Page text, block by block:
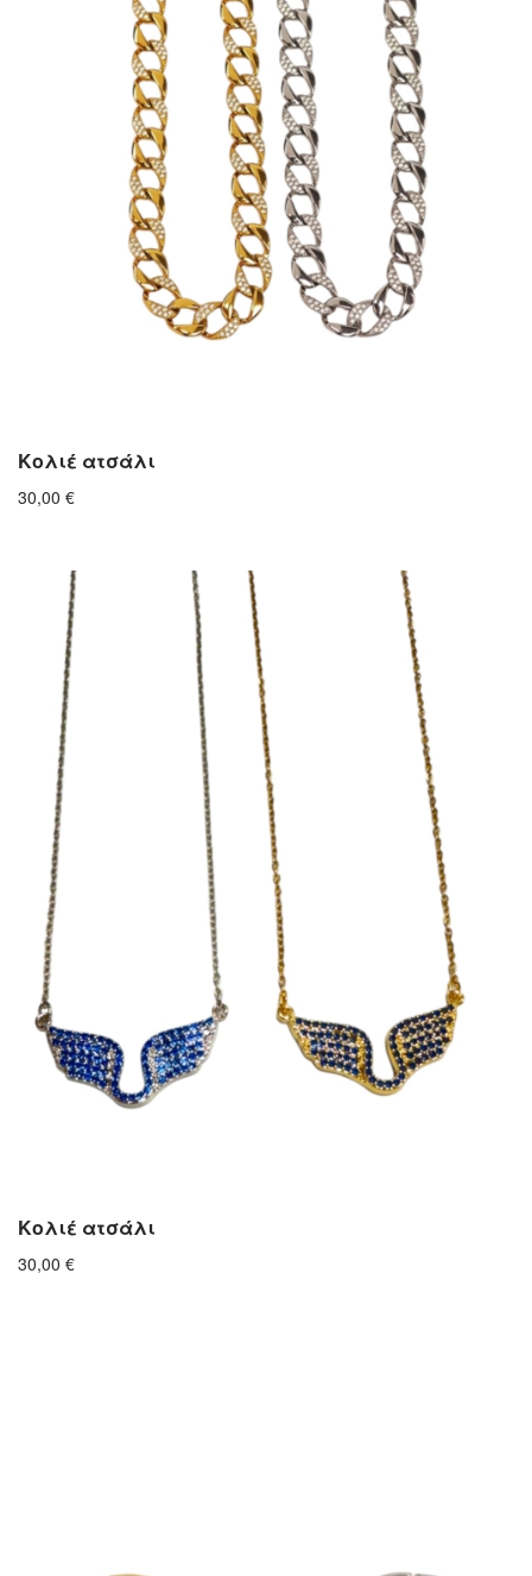
Κολιέ ατσάλι
30,00 €
Κολιέ ατσάλι
30,00 €